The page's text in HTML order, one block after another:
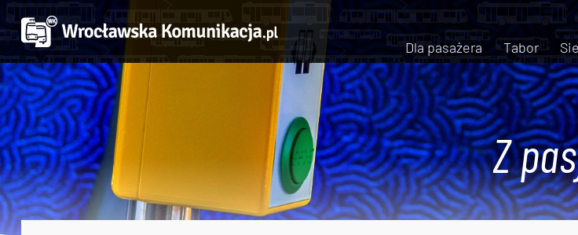
Dla pasażera Tabor
Z